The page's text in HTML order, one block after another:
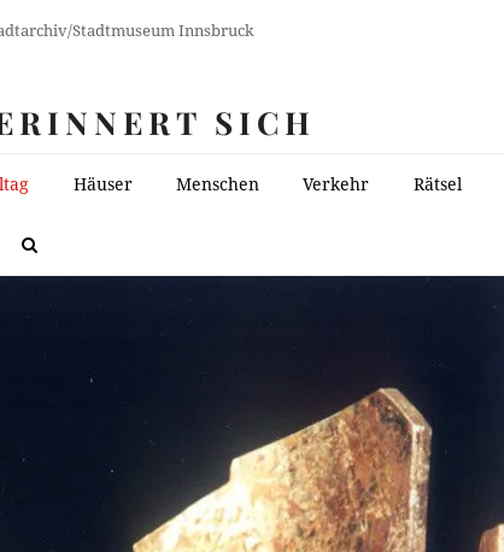
Stadtmuseum Innsbruck
SICH
Häuser Menschen Verkehr Rätsel